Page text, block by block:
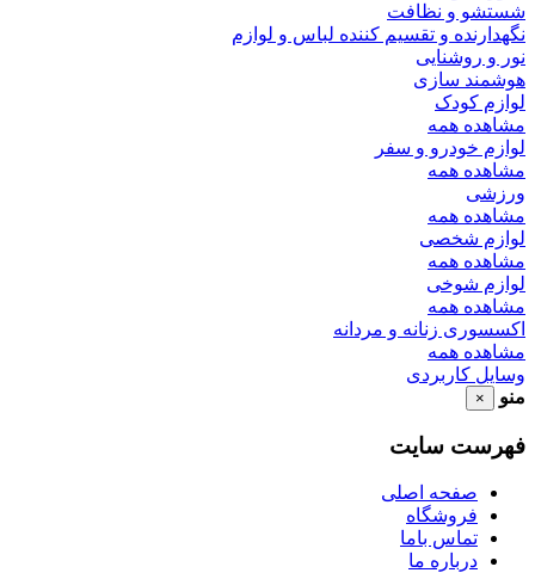
شستشو و نظافت
نگهدارنده و تقسیم کننده لباس و لوازم
نور و روشنایی
هوشمند سازی
لوازم کودک
مشاهده همه
لوازم خودرو و سفر
مشاهده همه
ورزشی
مشاهده همه
لوازم شخصی
مشاهده همه
لوازم شوخی
مشاهده همه
اکسسوری زنانه و مردانه
مشاهده همه
وسایل کاربردی
منو
×
فهرست سایت
صفحه اصلی
فروشگاه
تماس باما
درباره ما